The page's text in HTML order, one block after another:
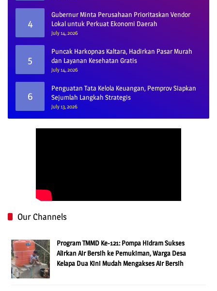
4
Gubernur Minta Perusahaan Prioritaskan Vendor
Lokal untuk Perkuat Ekonomi Daerah
July 14, 2026
5
Puncak Harkopnas Kaltara, Hadirkan Pasar Murah
dan Layanan Kesehatan Gratis
July 14, 2026
6
Penguatan Tata Kelola Keuangan, Pemprov Siapkan
Sejumlah Langkah Strategis
July 13, 2026
Our Channels
Program TMMD Ke-121: Pompa Hidram Sukses
Alirkan Air Bersih ke Pemukiman, Warga Desa
Kelapa Dua Kini Mudah Mengakses Air Bersih